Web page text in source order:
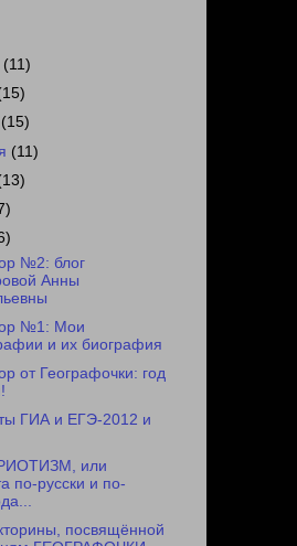
(11)
(15)
(11)
№2: блог
Анны
№1: Мои
и их биография
от Географочки: год
ГИА и ЕГЭ-2012 и
или
по-русски и по-
посвящённой